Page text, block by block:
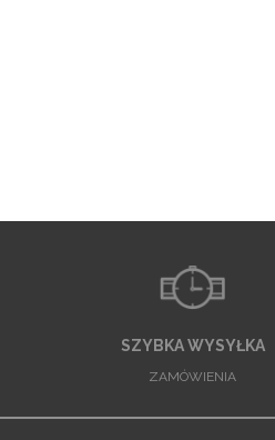
SZYBKA WYSYŁKA
ZAMÓWIENIA